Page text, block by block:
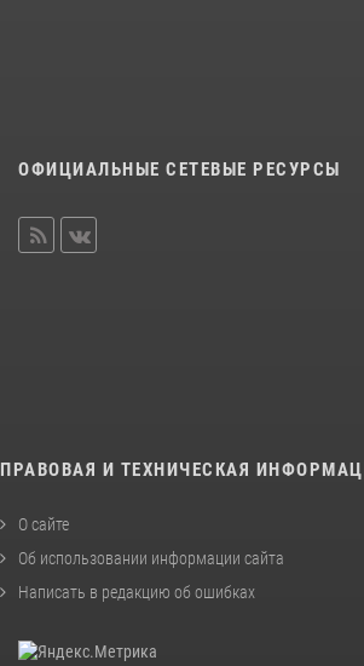
ОФИЦИАЛЬНЫЕ СЕТЕВЫЕ РЕСУРСЫ
ПРАВОВАЯ И ТЕХНИЧЕСКАЯ
О сайте
Об использовании информации сайта
Написать в редакцию об ошибках